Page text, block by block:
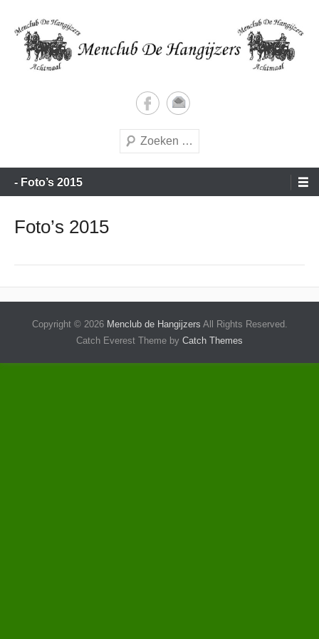
naar
inhoud
Menclub de Hangijzers
Zoeken
Hoofdmenu
- Foto’s 2015
Foto’s 2015
Copyright © 2026 Menclub de Hangijzers All Rights Reserved.
Catch Everest Theme by Catch Themes